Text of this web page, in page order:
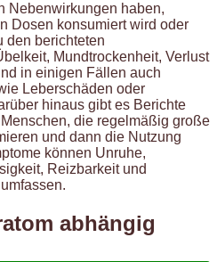
Nebenwirkungen haben,
Dosen konsumiert wird oder
den berichteten
Mundtrockenheit, Verlust
in einigen Fällen auch
Leberschäden oder
hinaus gibt es Berichte
die regelmäßig große
und dann die Nutzung
können Unruhe,
Reizbarkeit und
abhängig